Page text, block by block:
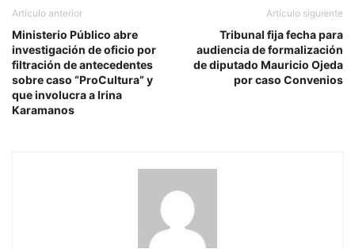
Artículo anterior
Ministerio Público abre
investigación de oficio por
filtración de antecedentes
sobre caso “ProCultura” y
que involucra a Irina
Karamanos
Artículo siguiente
Tribunal fija fecha para
audiencia de formalización
de diputado Mauricio Ojeda
por caso Convenios